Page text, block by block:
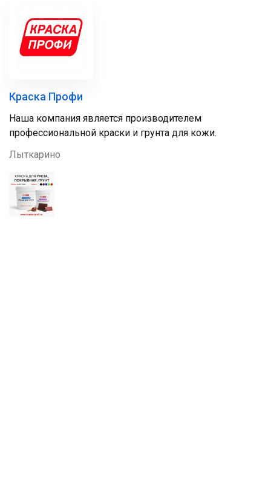
Краска Профи
Наша компания является производителем
профессиональной краски и грунта для кожи.
Лыткарино